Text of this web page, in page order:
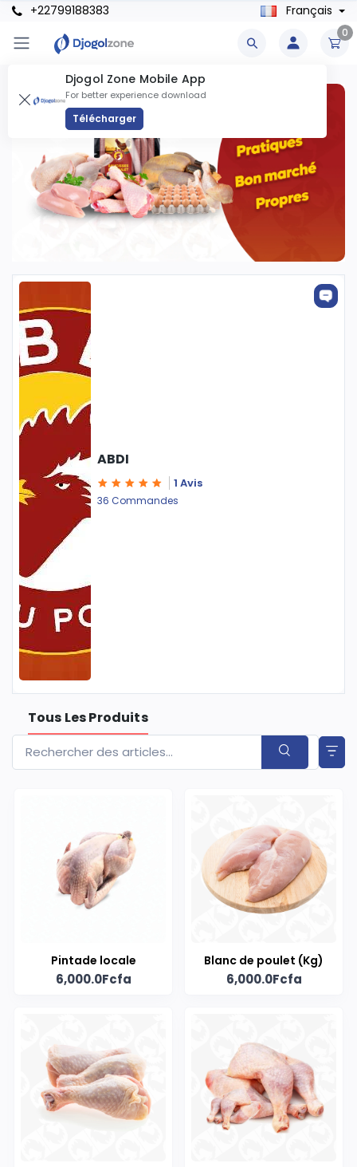
+22799188383 Français
0
Djogol Zone Mobile App
For better experience download
Télécharger
ABDI
1 Avis
36 Commandes
Tous Les Produits
Pintade locale
6,000.0Fcfa
Blanc de poulet (Kg)
6,000.0Fcfa